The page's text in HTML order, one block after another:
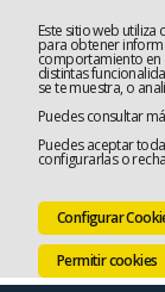
Este sitio web
para obtener
comportamiento en
distintas
se te muestra, o
Puedes consultar
Puedes aceptar
configurarlas o
Configurar
Permitir cookies